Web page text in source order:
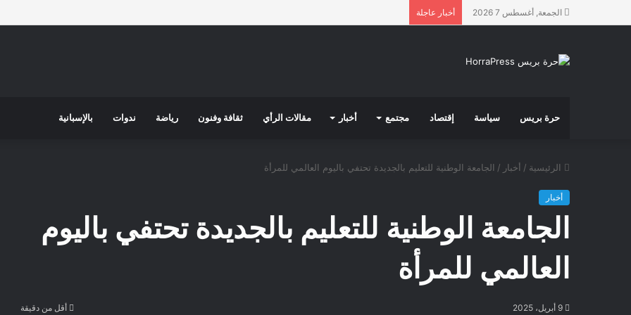
الجمعة, أغسطس 7 2026 أخبار عاجلة
حرة بريس سياسة إقتصاد مجتمع أخبار مقالات الرأي ثقافة وفنون رياضة ندوات بالإسبانية
الرئيسية / أخبار / الجامعة الوطنية للتعليم بالجديدة تحتفي باليوم العالمي للمرأة
أخبار
الجامعة الوطنية للتعليم بالجديدة تحتفي باليوم
العالمي للمرأة
9 أبريل، 2025 أقل من دقيقة